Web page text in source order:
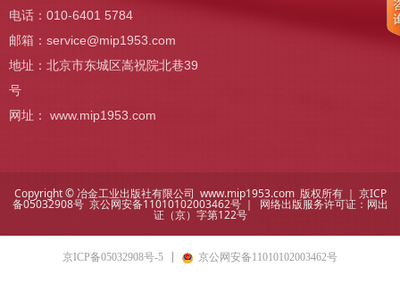
电话：010-6401 5784
邮箱： service@mip1953.com
地址：北京市东城区嵩祝院北巷39
号
网址： www.mip1953.com
Copyright © 冶金工业出版社有限公司 www.mip1953.com 版权所有 ｜ 京ICP
备05032908号京公网安备11010102003462号 ｜ 网络出版服务许可证： 网出
证（京）字第122号
京ICP备05032908号-5 京公网安备11010102003462号